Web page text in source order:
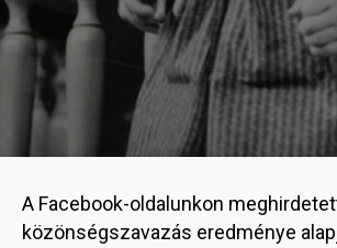
A Facebook-oldalunkon
közönségszavazás eredménye